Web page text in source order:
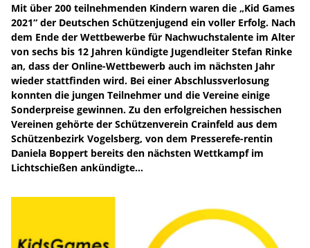
Mit über 200 teilnehmenden Kindern waren die „Kid Games
2021“ der Deutschen Schützenjugend ein voller Erfolg. Nach
dem Ende der Wettbewerbe für Nachwuchstalente im Alter
von sechs bis 12 Jahren kündigte Jugendleiter Stefan Rinke
an, dass der Online-Wettbewerb auch im nächsten Jahr
wieder stattfinden wird. Bei einer Abschlussverlosung
konnten die jungen Teilnehmer und die Vereine einige
Sonderpreise gewinnen. Zu den erfolgreichen hessischen
Vereinen gehörte der Schützenverein Crainfeld aus dem
Schützenbezirk Vogelsberg, von dem Presserefe-rentin
Daniela Boppert bereits den nächsten Wettkampf im
Lichtschießen ankündigte...